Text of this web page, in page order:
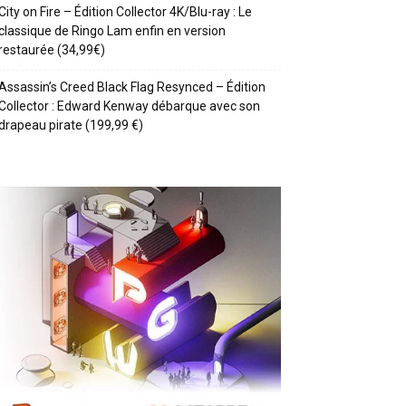
on Fire – Édition Collector 4K/Blu-ray : Le
de Ringo Lam enfin en version
(34,99€)
Creed Black Flag Resynced – Édition
: Edward Kenway débarque avec son
pirate (199,99 €)